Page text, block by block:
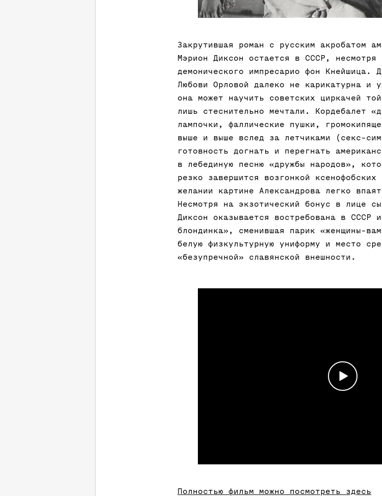
Закрутившая роман с русским акробатом
Мэрион Диксон остается в СССР, несмотря
демонического импресарио фон Кнейшица.
Любови Орловой далеко не карикатурна и
она может научить советских циркачей
лишь стеснительно мечтали. Кордебалет
лампочки, фаллические пушки,
выше и выше вслед за летчиками (секс-
готовность догнать и перегнать
в лебединую песню «дружбы народов»,
резко завершится возгонкой
желании картине Александрова легко
Несмотря на экзотический бонус в лице
Диксон оказывается востребована в СССР
блондинка», сменившая парик «женщины-
белую физкультурную униформу и место
«безупречной» славянской внешности.
Полностью фильм можно посмотреть здесь